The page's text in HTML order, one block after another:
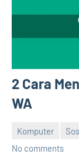
2 Cara
WA
Komputer
No comments